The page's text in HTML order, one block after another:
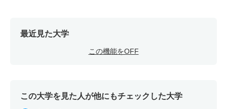
最近見た大学
この機能をOFF
この大学を見た人が他にもチェックした大学